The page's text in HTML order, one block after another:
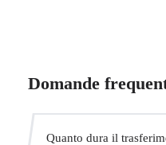
Domande
Quanto dura il